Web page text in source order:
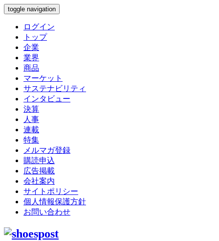
toggle navigation
ログイン
トップ
企業
業界
商品
マーケット
サステナビリティ
インタビュー
決算
人事
連載
特集
メルマガ登録
購読申込
広告掲載
会社案内
サイトポリシー
個人情報保護方針
お問い合わせ